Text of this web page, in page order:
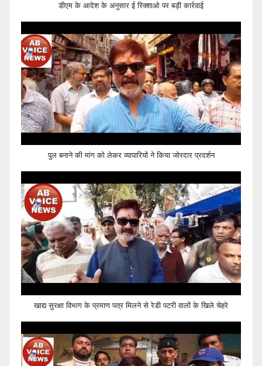
डीएम के आदेश के अनुसार ई रिक्शाओ पर बड़ी कार्रवाई
पुल बनाने की मांग को लेकर व्यापारियों ने किया जोरदार प्रदर्शन
खाद्य सुरक्षा विभाग के प्रमाण पत्र मिलने से रेडी पटरी वालों के खिले चेहरे